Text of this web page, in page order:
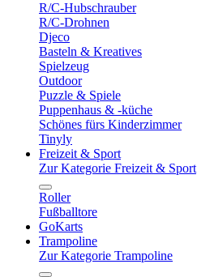
R/C-Hubschrauber
R/C-Drohnen
Djeco
Basteln & Kreatives
Spielzeug
Outdoor
Puzzle & Spiele
Puppenhaus & -küche
Schönes fürs Kinderzimmer
Tinyly
Freizeit & Sport
Zur Kategorie Freizeit & Sport
Roller
Fußballtore
GoKarts
Trampoline
Zur Kategorie Trampoline